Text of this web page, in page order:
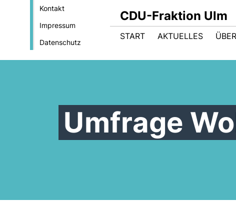
Kontakt
Impressum
Datenschutz
CDU-Fraktion Ulm
START AKTUELLES
Umfrage